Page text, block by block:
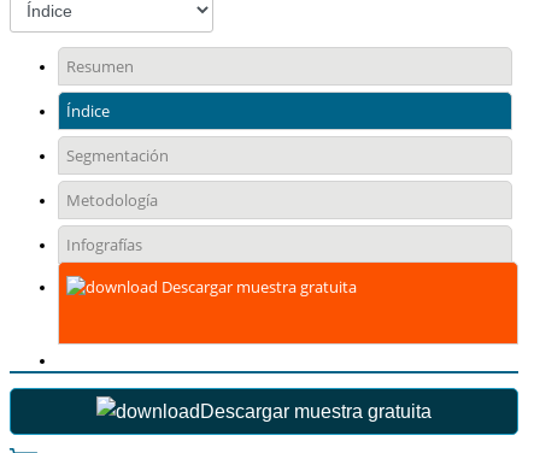
Resumen
Índice
Segmentación
Metodología
Infografías
Descargar muestra gratuita
Descargar muestra gratuita